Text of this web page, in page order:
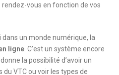
vous en fonction de vos
dans un monde numérique, la
ligne. C’est un système encore
la possibilité d’avoir un
du VTC ou voir les types de